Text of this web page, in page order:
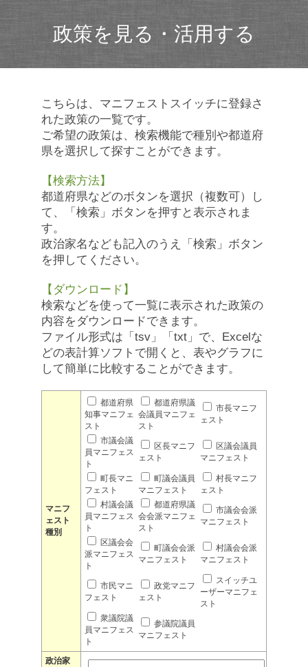
政策を見る・活用する
こちらは、マニフェストスイッチに登録さ
れた政策の一覧です。
ご希望の政策は、検索機能で種別や都道府
県を選択して探すことができます。
【検索方法】
都道府県などのボタンを選択（複数可）し
て、「検索」ボタンを押すと表示されま
す。
政治家名なども記入のうえ「検索」ボタン
を押してください。
【ダウンロード】
検索などを使って一覧に表示された政策の
内容をダウンロードできます。
ファイル形式は「tsv」「txt」で、Excelな
どの表計算ソフトで開くと、表やグラフに
して簡単に比較することができます。
マニフ
ェスト
種別
都道府県
知事マニフェ
スト
都道府県議
会議員マニフェ
スト
市長マニフ
ェスト
市議会議
員マニフェス
ト
区長マニフ
ェスト
区議会議員
マニフェスト
町長マニ
フェスト
町議会議員
マニフェスト
村長マニフ
ェスト
村議会議
員マニフェス
ト
都道府県議
会会派マニフェ
スト
市議会会派
マニフェスト
区議会会
派マニフェス
ト
町議会会派
マニフェスト
村議会会派
マニフェスト
市民マニ
フェスト
政党マニフ
ェスト
スイッチユ
ーザーマニフェ
スト
衆議院議
員マニフェス
ト
参議院議員
マニフェスト
政治家